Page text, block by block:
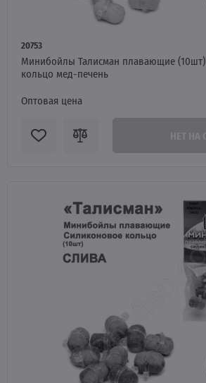
20753
Минибойлы Талисман плавающие
кольцо мед-печень
Оптовая цена